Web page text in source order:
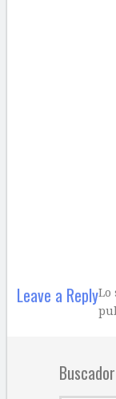
Leave a ReplyLo